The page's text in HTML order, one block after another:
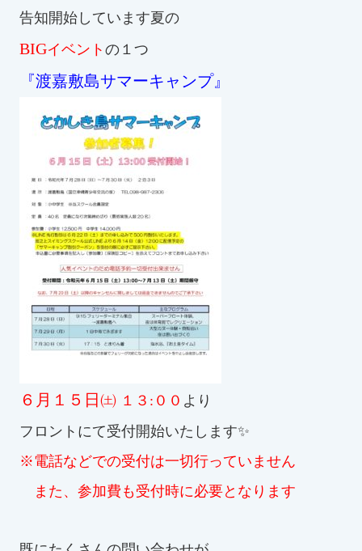
波スイタイムズ
お問い合わせ
Tel.098-863-7264
平日 9:00～22:00｜土祝 9:00～21:00
メールでお問い合わせ
スイミングスクールの
体験申し込みはこちら!
告知開始しています夏の
BIGイベント の１つ
『渡嘉敷島サマーキャンプ』
６月１５日㈯ １３:００ より
フロントにて受付開始いたします✨
※電話などでの受付は一切行っていません
また、参加費も受付時に必要となります